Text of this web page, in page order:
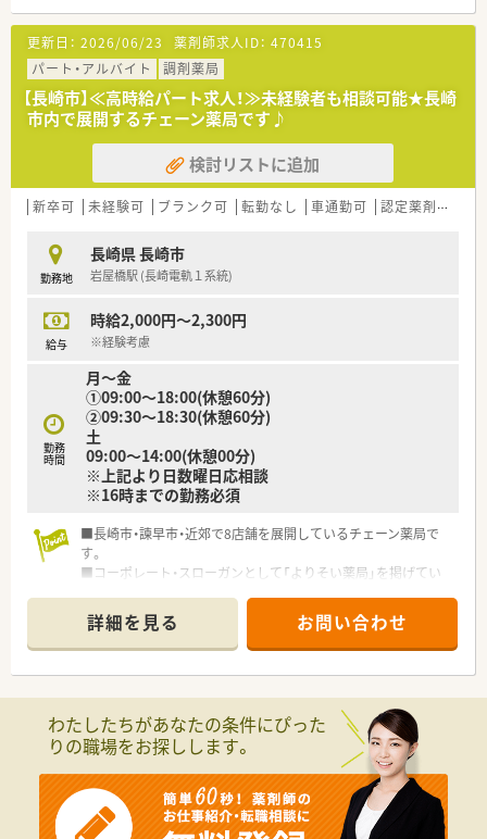
更新日： 2026/06/23 薬剤師求人ID： 470415
パート・アルバイト
調剤薬局
【長崎市】≪高時給パート求人！≫未経験者も相談可能★長崎
市内で展開するチェーン薬局です♪
検討リストに追加
新卒可 未経験可 ブランク可 転勤なし 車通勤可 認定薬剤師取得支援あり
勤務地
長崎県 長崎市
岩屋橋駅 (長崎電軌１系統)
給与
時給2,000円～2,300円
※経験考慮
勤務
時間
月～金
①09:00～18:00(休憩60分)
②09:30～18:30(休憩60分)
土
09:00～14:00(休憩00分)
※上記より日数曜日応相談
※16時までの勤務必須
■長崎市・諫早市・近郊で8店舗を展開しているチェーン薬局で
す。
■コーポレート・スローガンとして「よりそい薬局」を掲げてい
■経営層も若い方が多く、短期でのキャリアアップも可能です。
■時代により変わる社会のニーズをしっかりと捉え、新しい技術
や働きやすい制度を取り入れようと考えています。
■外部、社内勉強会、ＷＥＢを利用した認定薬剤師取得支援等、
■将来独立したい薬剤師の方の支援サポートも行っており、経営
について学びたい方にもお勧めです。
■産休育休や時短勤務など性別問わずキャリアップできる職場
詳細を見る お問い合わせ
わたしたちがあなたの条件にぴった
りの職場をお探しします。